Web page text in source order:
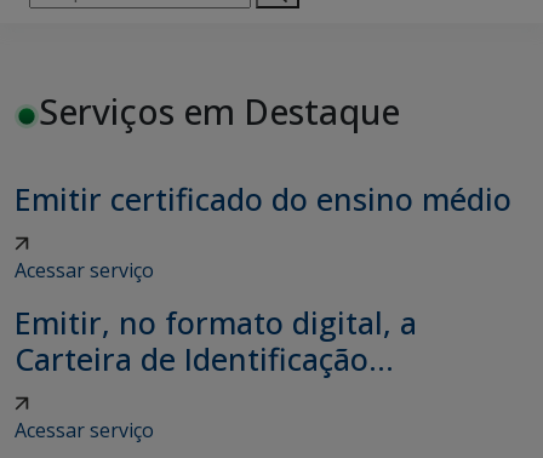
por:
Serviços em Destaque
Emitir certificado do ensino médio
Acessar serviço
Emitir, no formato digital, a
Carteira de Identificação...
Acessar serviço